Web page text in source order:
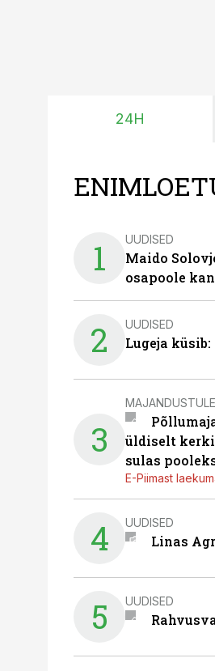
24H
1 UUDISED
Maido
osapoole
2 UUDISED
Lugeja
3
üldiselt
sulas
E-Piimast
4 UUDISED
Linas
5 UUDISED